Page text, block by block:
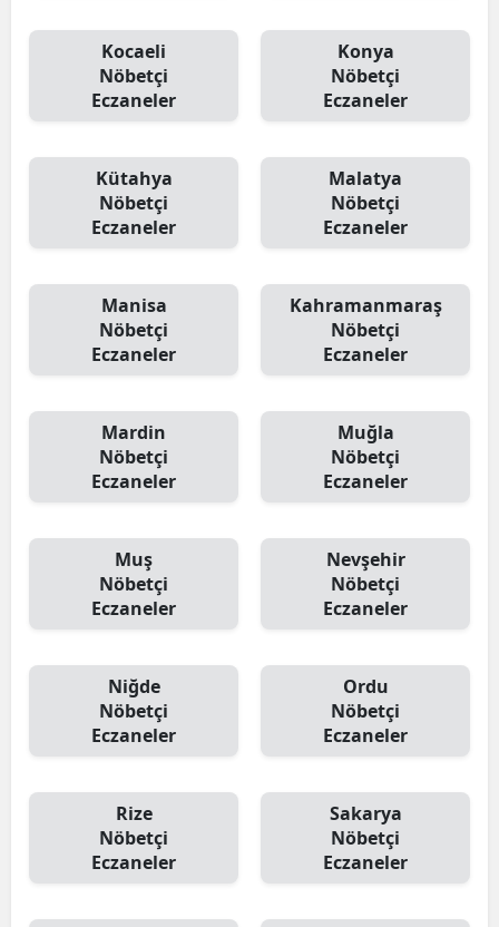
Kocaeli
Nöbetçi
Eczaneler
Konya
Nöbetçi
Eczaneler
Kütahya
Nöbetçi
Eczaneler
Malatya
Nöbetçi
Eczaneler
Manisa
Nöbetçi
Eczaneler
Kahramanmaraş
Nöbetçi
Eczaneler
Mardin
Nöbetçi
Eczaneler
Muğla
Nöbetçi
Eczaneler
Muş
Nöbetçi
Eczaneler
Nevşehir
Nöbetçi
Eczaneler
Niğde
Nöbetçi
Eczaneler
Ordu
Nöbetçi
Eczaneler
Rize
Nöbetçi
Eczaneler
Sakarya
Nöbetçi
Eczaneler